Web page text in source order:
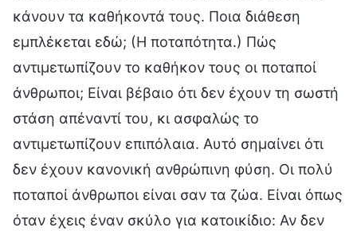
κάνουν τα καθήκοντά τους. Ποια διάθεση
εμπλέκεται εδώ; (Η ποταπότητα.) Πώς
αντιμετωπίζουν το καθήκον τους οι ποταποί
άνθρωποι; Είναι βέβαιο ότι δεν έχουν τη σωστή
στάση απέναντί του, κι ασφαλώς το
αντιμετωπίζουν επιπόλαια. Αυτό σημαίνει ότι
δεν έχουν κανονική ανθρώπινη φύση. Οι πολύ
ποταποί άνθρωποι είναι σαν τα ζώα. Είναι όπως
όταν έχεις έναν σκύλο για κατοικίδιο: Αν δεν